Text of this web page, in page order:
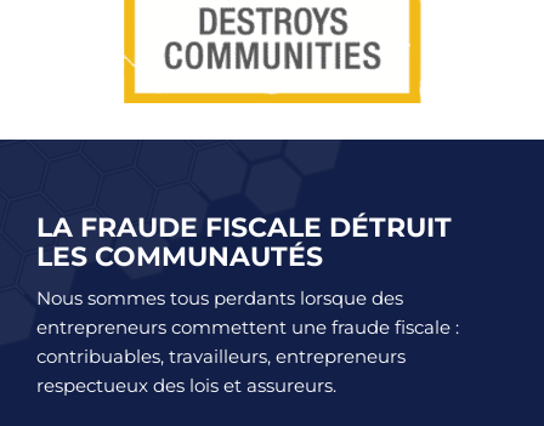
LA FRAUDE FISCALE DÉTRUIT
LES COMMUNAUTÉS
Nous sommes tous perdants lorsque des
entrepreneurs commettent une fraude fiscale :
contribuables, travailleurs, entrepreneurs
respectueux des lois et assureurs.